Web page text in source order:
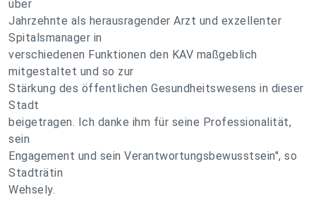
über
Jahrzehnte als herausragender Arzt und exzellenter
Spitalsmanager in
verschiedenen Funktionen den KAV maßgeblich
mitgestaltet und so zur
Stärkung des öffentlichen Gesundheitswesens in dieser
Stadt
beigetragen. Ich danke ihm für seine Professionalität,
sein
Engagement und sein Verantwortungsbewusstsein", so
Stadträtin
Wehsely.